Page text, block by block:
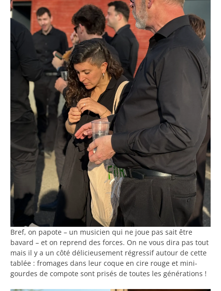
Bref, on papote – un musicien qui ne joue pas sait être
bavard – et on reprend des forces. On ne vous dira pas tout
mais il y a un côté délicieusement régressif autour de cette
tablée : fromages dans leur coque en cire rouge et mini-
gourdes de compote sont prisés de toutes les générations !